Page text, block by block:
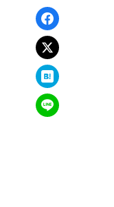
Facebook
xでポスト
はてなブ
LINEで送る